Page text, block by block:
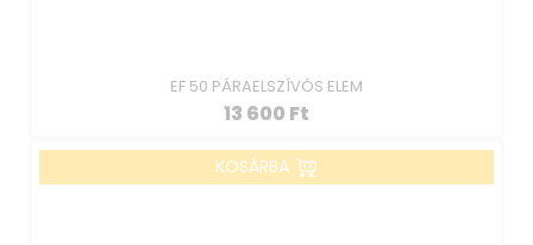
EF 50 PÁRAELSZÍVÓS ELEM
13 600 Ft
KOSÁRBA